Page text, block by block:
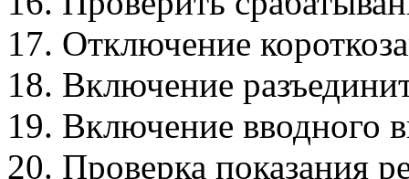
Отключение
Включение
Включение вводного
Проверка показания